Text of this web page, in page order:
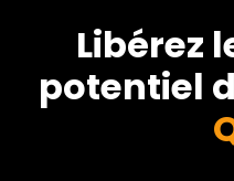
Libérez
potentiel